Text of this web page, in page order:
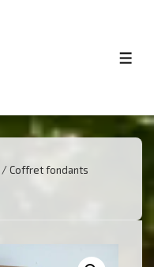
/ Coffret fondants